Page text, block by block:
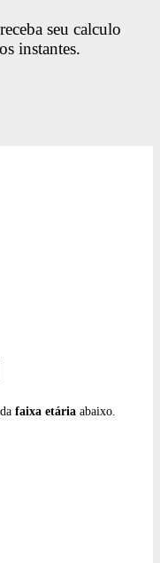
seu calculo
instantes.
faixa etária abaixo.